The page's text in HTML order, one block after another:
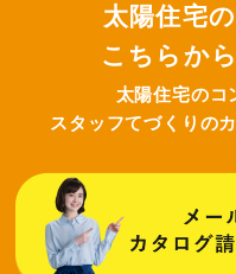
太陽住宅
こちらか
太陽住宅のコ
スタッフてづくりの